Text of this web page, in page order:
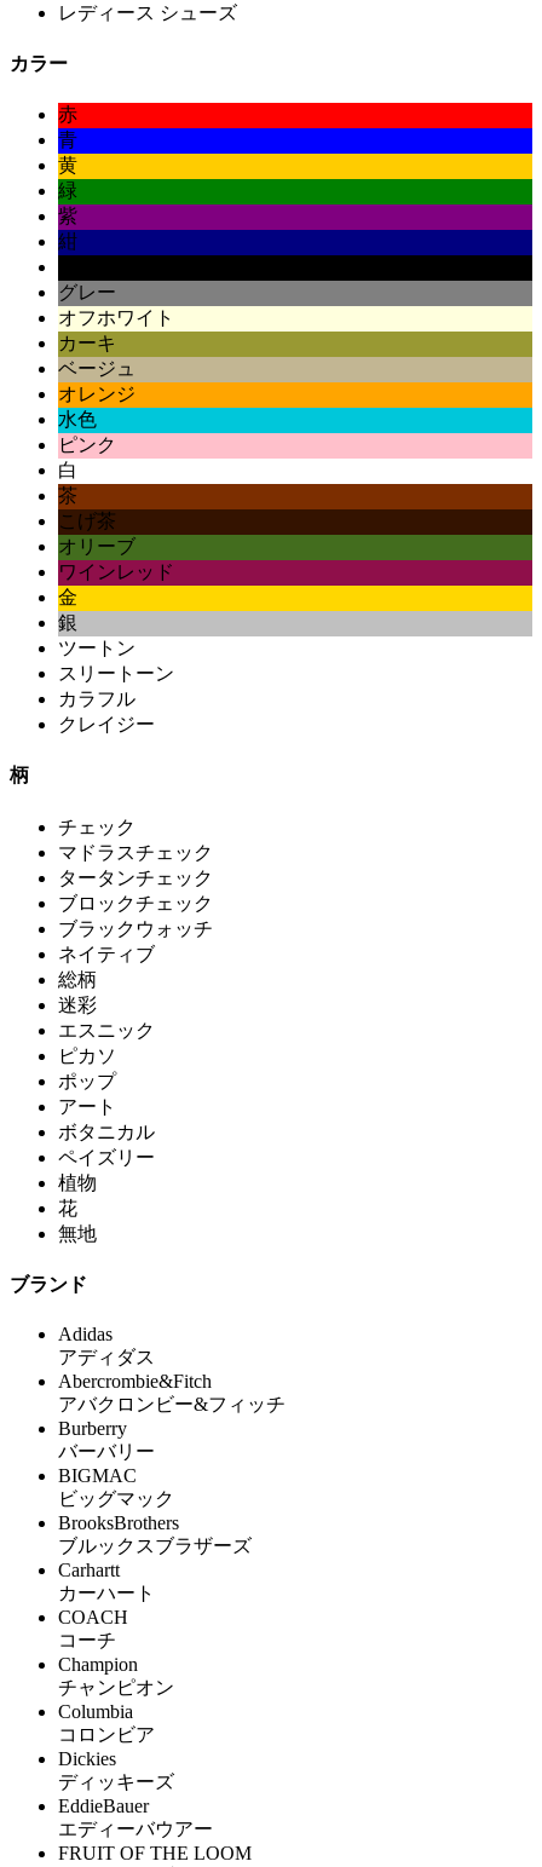
レディース シューズ
カラー
赤
青
黄
緑
紫
紺
グレー
オフホワイト
カーキ
ベージュ
オレンジ
水色
ピンク
白
茶
こげ茶
オリーブ
ワインレッド
金
銀
ツートン
スリートーン
カラフル
クレイジー
柄
チェック
マドラスチェック
タータンチェック
ブロックチェック
ブラックウォッチ
ネイティブ
総柄
迷彩
エスニック
ピカソ
ポップ
アート
ボタニカル
ペイズリー
植物
花
無地
ブランド
Adidas
アディダス
Abercrombie&Fitch
アバクロンビー&フィッチ
Burberry
バーバリー
BIGMAC
ビッグマック
BrooksBrothers
ブルックスブラザーズ
Carhartt
カーハート
COACH
コーチ
Champion
チャンピオン
Columbia
コロンビア
Dickies
ディッキーズ
EddieBauer
エディーバウアー
FRUIT OF THE LOOM